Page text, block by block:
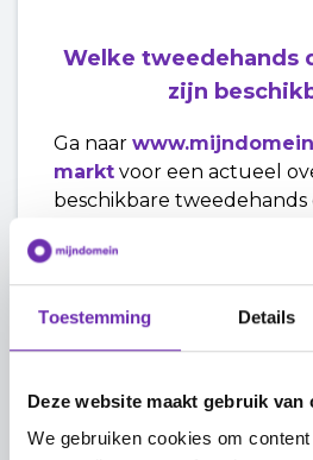
Toestemming Details
Deze website maakt gebruik van
We gebruiken cookies om
Welke tweedehands
zijn
Ga naar
markt voor een actueel
beschikbare tweedehands
Heb je een domeinnaam
domeinnaam snel en